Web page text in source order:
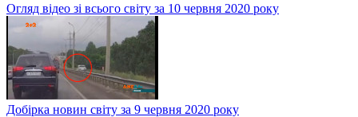
Огляд відео зі всього світу за 10 червня 2020 року
Добірка новин світу за 9 червня 2020 року